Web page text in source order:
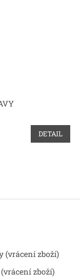
DETAIL
(vrácení zboží)
zboží)